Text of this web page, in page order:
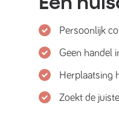
Persoonlijk
Geen handel
Herplaatsing
Zoekt de